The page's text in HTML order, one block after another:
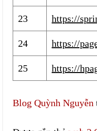
23 https://
24 https://
25 https://
Blog Quỳnh Nguyễn